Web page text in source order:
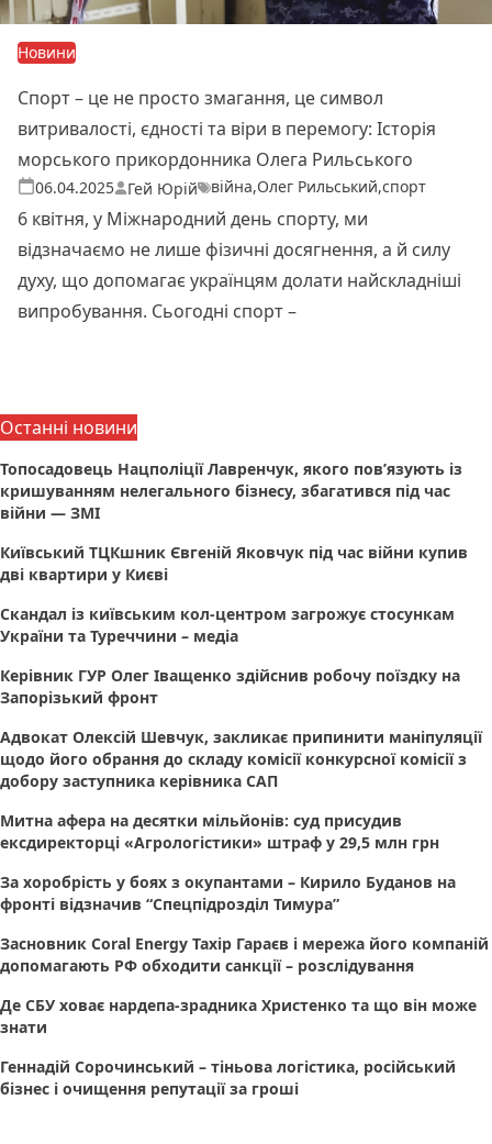
Новини
Спорт – це не просто змагання, це символ
витривалості, єдності та віри в перемогу: Історія
морського прикордонника Олега Рильського
06.04.2025Опубліковано
Гей Юрій
Теги: війна,Олег Рильський,спорт
6 квітня, у Міжнародний день спорту, ми
відзначаємо не лише фізичні досягнення, а й силу
духу, що допомагає українцям долати найскладніші
випробування. Сьогодні спорт –
Останні новини
Топосадовець Нацполіції Лавренчук, якого пов’язують із
кришуванням нелегального бізнесу, збагатився під час
війни — ЗМІ
Київський ТЦКшник Євгеній Яковчук під час війни купив
дві квартири у Києві
Скандал із київським кол-центром загрожує стосункам
України та Туреччини – медіа
Керівник ГУР Олег Іващенко здійснив робочу поїздку на
Запорізький фронт
Адвокат Олексій Шевчук, закликає припинити маніпуляції
щодо його обрання до складу комісії конкурсної комісії з
добору заступника керівника САП
Митна афера на десятки мільйонів: суд присудив
ексдиректорці «Агрологістики» штраф у 29,5 млн грн
За хоробрість у боях з окупантами – Кирило Буданов на
фронті відзначив “Спецпідрозділ Тимура”
Засновник Coral Energy Тахір Гараєв і мережа його компаній
допомагають РФ обходити санкції – розслідування
Де СБУ ховає нардепа-зрадника Христенко та що він може
знати
Геннадій Сорочинський – тіньова логістика, російський
бізнес і очищення репутації за гроші